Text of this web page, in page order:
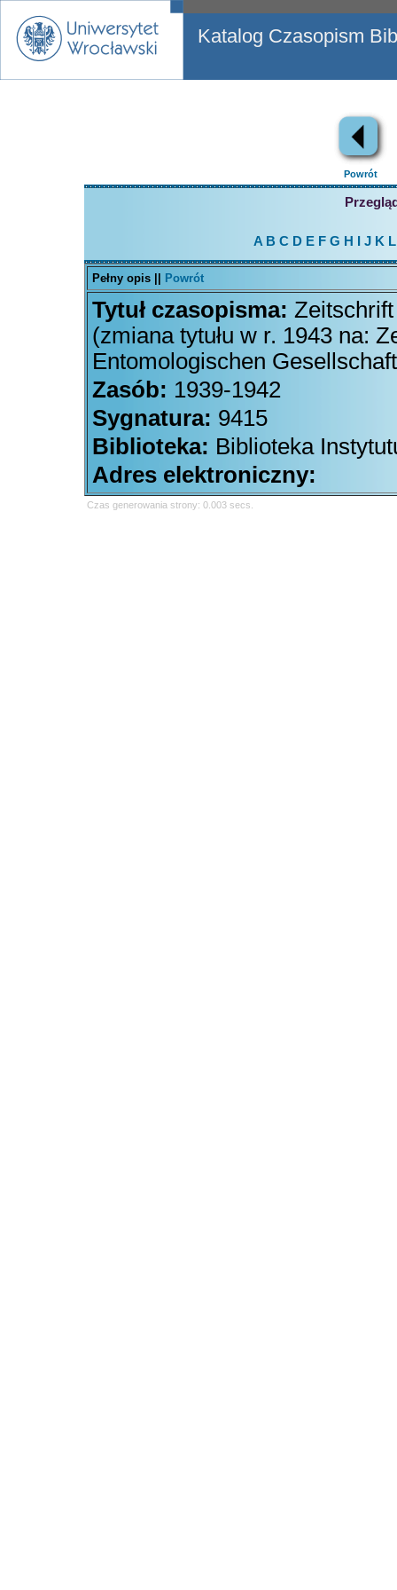
Katalog Czasopism
Powrót
A B C D EFG H J K L
Pełny opis || Powrót
Tytuł czasopisma:
(zmiana tytułu w r. 1943 na:
Entomologischen
Zasób: 1939-1942
Sygnatura: 9415
Biblioteka: Biblioteka
Adres elektroniczny:
Czas generowania strony: 0.003 secs.